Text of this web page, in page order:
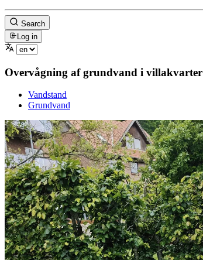
Search
Log in
Overvågning af grundvand i villakvarter
Vandstand
Grundvand